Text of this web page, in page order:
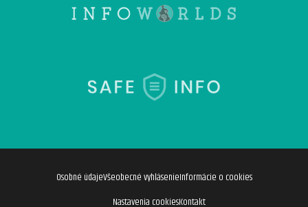
Osobné údajeVšeobecné vyhlásenieInformácie o cookies
Nastavenia cookiesKontakt